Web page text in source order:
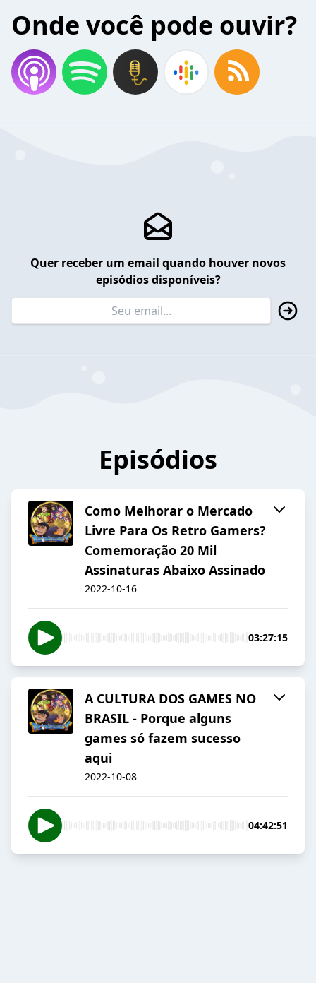
Onde você pode ouvir?
Quer receber um email quando houver novos
episódios disponíveis?
Episódios
Como Melhorar o Mercado
Livre Para Os Retro Gamers?
Comemoração 20 Mil
Assinaturas Abaixo Assinado
2022-10-16
03:27:15
A CULTURA DOS GAMES NO
BRASIL - Porque alguns
games só fazem sucesso
aqui
2022-10-08
04:42:51